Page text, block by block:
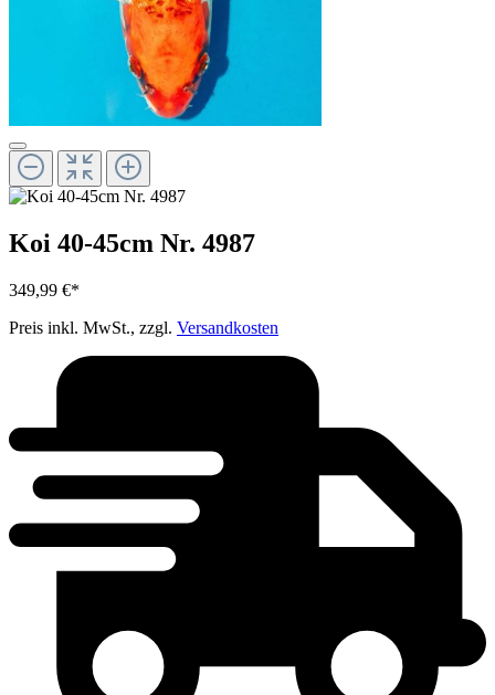
Koi 40-45cm Nr. 4987
349,99 €*
Preis inkl. MwSt., zzgl. Versandkosten